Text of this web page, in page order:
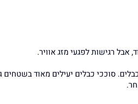
רגישות לפגעי מזג אוויר.
סוככי כבלים יעילים מאוד בשטחים